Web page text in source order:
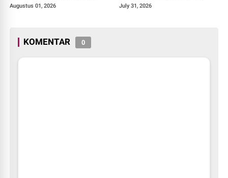
Resmikan Fasilitas Olahraga
Augustus 01, 2026
Penandatanganan PKS dan
July 31, 2026
KOMENTAR 0